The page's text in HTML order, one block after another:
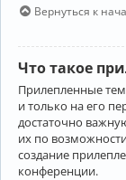
Вернуться к
Что такое
Прилепленные
и только на его
достаточно
их по
создание
конференции.